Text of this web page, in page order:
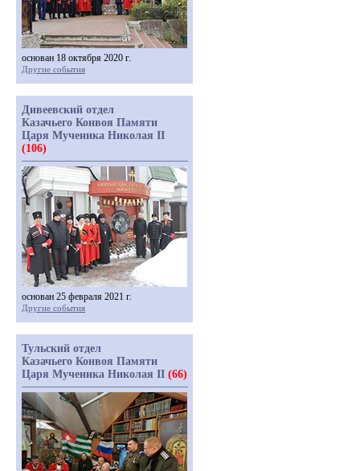
основан 18 октября 2020 г.
Другие события
Дивеевский отдел
Казачьего Конвоя Памяти
Царя Мученика Николая II
(106)
основан 25 февраля 2021 г.
Другие события
Тульский отдел
Казачьего Конвоя Памяти
Царя Мученика Николая II (66)